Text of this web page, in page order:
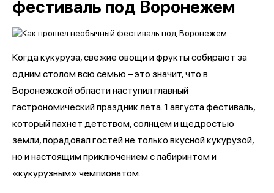
фестиваль под Воронежем
Когда кукуруза, свежие овощи и фрукты собирают за
одним столом всю семью – это значит, что в
Воронежской области наступил главный
гастрономический праздник лета. 1 августа фестиваль,
который пахнет детством, солнцем и щедростью
земли, порадовал гостей не только вкусной кукурузой,
но и настоящим приключением с лабиринтом и
«кукурузным» чемпионатом.